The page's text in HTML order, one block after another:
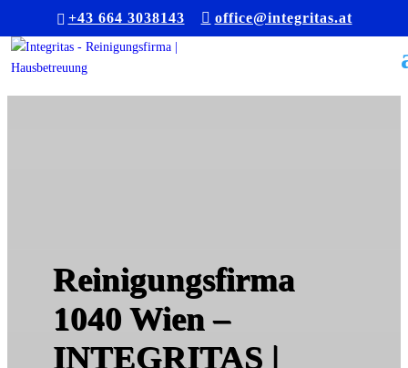
+43 664 3038143 office@integritas.at
Reinigungsfirma
1040 Wien –
INTEGRITAS |